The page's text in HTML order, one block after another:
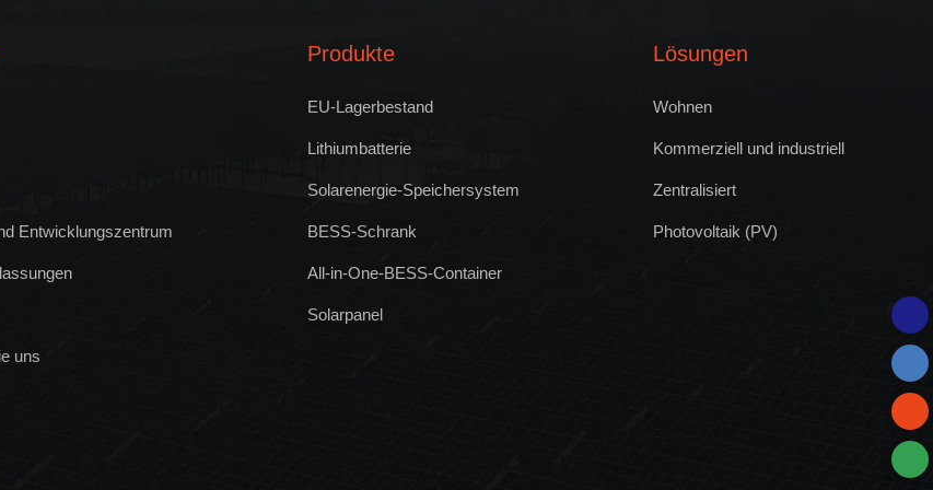
Entwicklungszentrum
uns
Produkte
EU-Lagerbestand
Lithiumbatterie
Solarenergie-Speichersystem
BESS-Schrank
All-in-One-BESS-Container
Solarpanel
Lösungen
Wohnen
Kommerziell und industriell
Zentralisiert
Photovoltaik (PV)